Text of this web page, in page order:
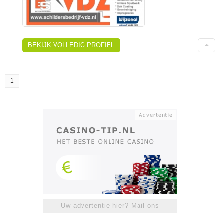
BEKIJK VOLLEDIG PROFIEL
1
Uw advertentie hier? Mail ons